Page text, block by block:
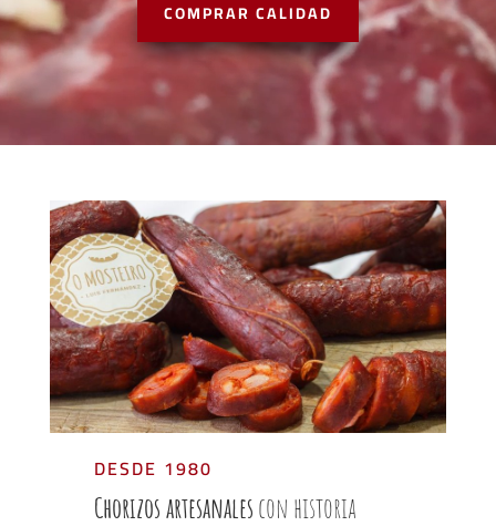
COMPRAR CALIDAD
DESDE 1980
Chorizos artesanalescon historia